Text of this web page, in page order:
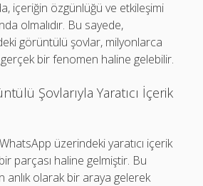
içeriğin özgünlüğü ve etkileşimi
olmalıdır. Bu sayede,
görüntülü şovlar, milyonlarca
bir fenomen haline gelebilir.
Şovlarıyla Yaratıcı İçerik
üzerindeki yaratıcı içerik
parçası haline gelmiştir. Bu
anlık olarak bir araya gelerek